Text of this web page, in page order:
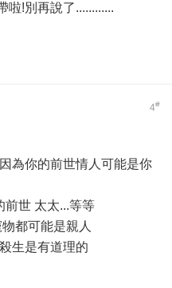
啦!別再說了............
4#
為你的前世情人可能是你
前世 太太...等等
都可能是親人
生是有道理的